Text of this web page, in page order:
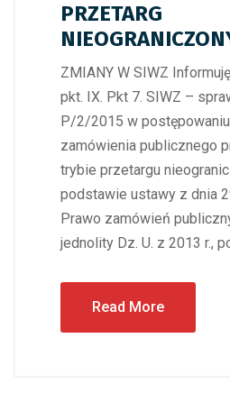
PRZETARG
ZMIANY W SIWZ
pkt. IX. Pkt 7. SIWZ –
P/2/2015 w
zamówienia publicznego
trybie przetargu
podstawie ustawy z dnia
Prawo zamówień
jednolity Dz. U. z 2013 r.,
Read More